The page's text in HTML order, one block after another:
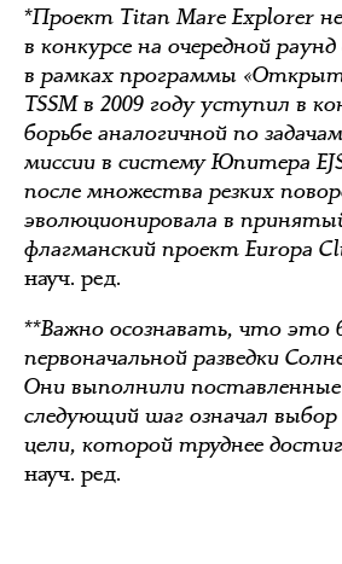
*Проект Titan Mare Explorer
в конкурсе на очередной
в рамках программы
TSSM в 2009 году уступил в
борьбе аналогичной по
миссии в систему Юпитера
после множества резких
эволюционировала в
флагманский проект Europa
науч. ред.
**Важно осознавать, что
первоначальной разведки
Они выполнили
следующий шаг означал выбор
цели, которой труднее
науч. ред.